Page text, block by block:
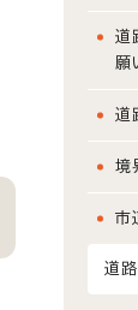
道
願
道
境
市
道